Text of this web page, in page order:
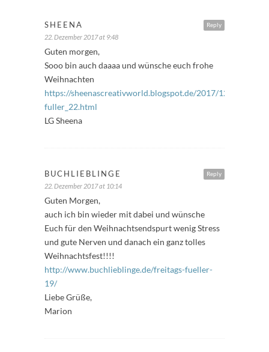
Reply
SHEENA
22. Dezember 2017 at 9:48
Guten morgen,
Sooo bin auch daaaa und wünsche euch frohe
Weihnachten
https://sheenascreativworld.blogspot.de/2017/12/freitags-
fuller_22.html
LG Sheena
Reply
BUCHLIEBLINGE
22. Dezember 2017 at 10:14
Guten Morgen,
auch ich bin wieder mit dabei und wünsche
Euch für den Weihnachtsendspurt wenig Stress
und gute Nerven und danach ein ganz tolles
Weihnachtsfest!!!!
http://www.buchlieblinge.de/freitags-fueller-
19/
Liebe Grüße,
Marion